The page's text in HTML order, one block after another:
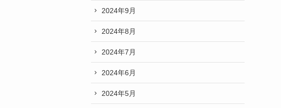
2024年9月
2024年8月
2024年7月
2024年6月
2024年5月